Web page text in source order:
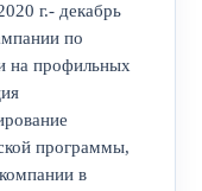
г.- декабрь
по
на профильных
программы,
в